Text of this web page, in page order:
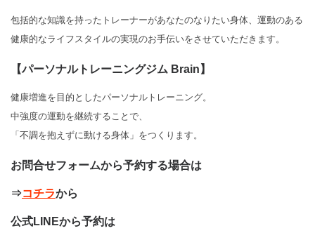
包括的な知識を持ったトレーナーがあなたのなりたい身体、運動のある
健康的なライフスタイルの実現のお手伝いをさせていただきます。
【パーソナルトレーニングジム Brain】
健康増進を目的としたパーソナルトレーニング。
中強度の運動を継続することで、
「不調を抱えずに動ける身体」をつくります。
お問合せフォームから予約する場合は
⇒コチラから
公式LINEから予約は